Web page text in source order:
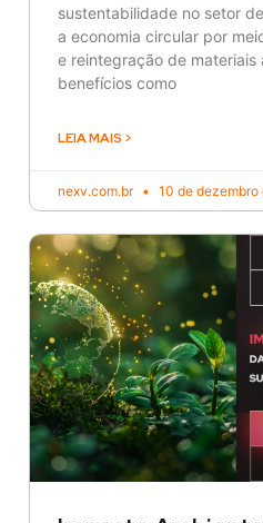
sustentabilidade no setor
a economia circular por
e reintegração de
benefícios como
LEIA MAIS >
nexv.com.br 10 de dezembro